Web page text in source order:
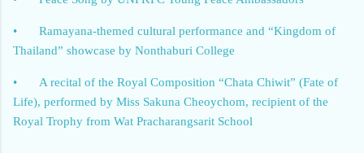
•
Ramayana-themed cultural performance and “Kingdom of
Thailand” showcase by Nonthaburi College
•
A recital of the Royal Composition “Chata Chiwit” (Fate of
Life), performed by Miss Sakuna Cheoychom, recipient of the
Royal Trophy from Wat Pracharangsarit School